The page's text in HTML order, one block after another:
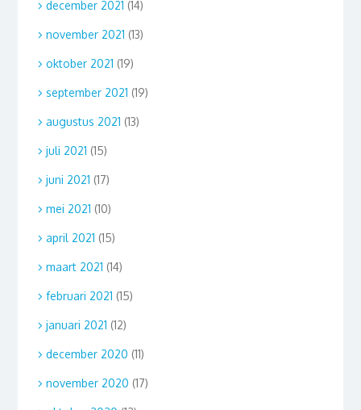
december 2021 (14)
november 2021 (13)
oktober 2021 (19)
september 2021 (19)
augustus 2021 (13)
juli 2021 (15)
juni 2021 (17)
mei 2021 (10)
april 2021 (15)
maart 2021 (14)
februari 2021 (15)
januari 2021 (12)
december 2020 (11)
november 2020 (17)